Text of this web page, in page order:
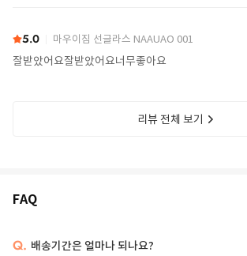
5.0 마우이짐 선글라스 NAAUAO 001
잘받았어요잘받았어요너무좋아요
리뷰 전체 보기
FAQ
Q. 배송기간은 얼마나 되나요?